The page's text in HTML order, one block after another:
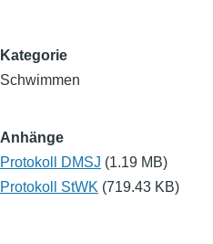
Kategorie
Schwimmen
Anhänge
Protokoll DMSJ (1.19 MB)
Protokoll StWK (719.43 KB)